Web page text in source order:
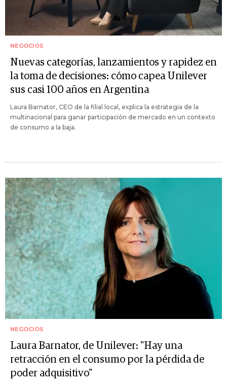
NEGOCIOS
Nuevas categorías, lanzamientos y rapidez en
la toma de decisiones: cómo capea Unilever
sus casi 100 años en Argentina
Laura Barnator, CEO de la filial local, explica la estrategia de la
multinacional para ganar participación de mercado en un contexto
de consumo a la baja.
NEGOCIOS
Laura Barnator, de Unilever: "Hay una
retracción en el consumo por la pérdida de
poder adquisitivo"